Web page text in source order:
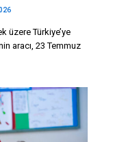
üzere Türkiye’ye
aracı, 23 Temmuz